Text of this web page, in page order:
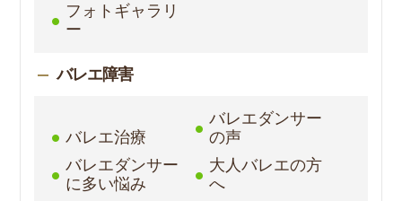
フォトギャラリ
ー
バレエ障害
バレエ治療
バレエダンサー
の声
バレエダンサー
に多い悩み
大人バレエの方
へ